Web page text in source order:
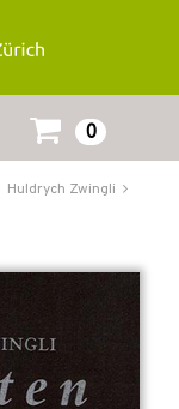
0
Huldrych Zwingli